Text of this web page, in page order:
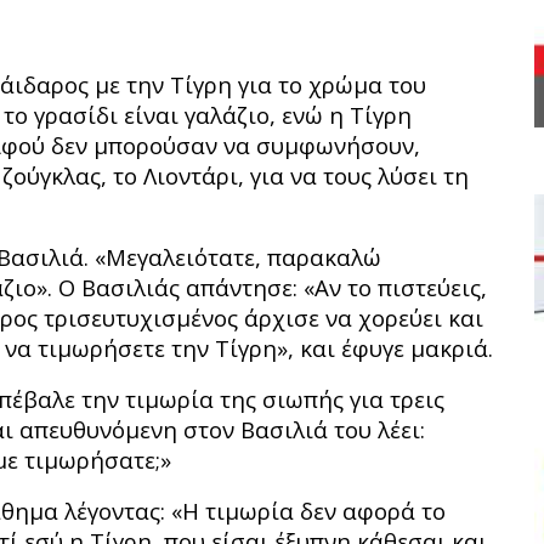
με την Τίγρη για το χρώμα του
γρασίδι είναι γαλάζιο, ενώ η Τίγρη
Αφού δεν μπορούσαν να συμφωνήσουν,
το Λιοντάρι, για να τους λύσει τη
«Μεγαλειότατε, παρακαλώ
Ο Βασιλιάς απάντησε: «Αν το πιστεύεις,
τρισευτυχισμένος άρχισε να χορεύει και
τιμωρήσετε την Τίγρη», και έφυγε μακριά.
την τιμωρία της σιωπής για τρεις
απευθυνόμενη στον Βασιλιά του λέει:
τιμωρήσατε;»
λέγοντας: «Η τιμωρία δεν αφορά το